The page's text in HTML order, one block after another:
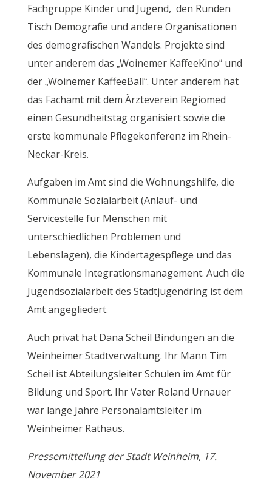
Fachgruppe Kinder und Jugend, den Runden
Tisch Demografie und andere Organisationen
des demografischen Wandels. Projekte sind
unter anderem das „Woinemer KaffeeKino“ und
der „Woinemer KaffeeBall“. Unter anderem hat
das Fachamt mit dem Ärzteverein Regiomed
einen Gesundheitstag organisiert sowie die
erste kommunale Pflegekonferenz im Rhein-
Neckar-Kreis.
Aufgaben im Amt sind die Wohnungshilfe, die
Kommunale Sozialarbeit (Anlauf- und
Servicestelle für Menschen mit
unterschiedlichen Problemen und
Lebenslagen), die Kindertagespflege und das
Kommunale Integrationsmanagement. Auch die
Jugendsozialarbeit des Stadtjugendring ist dem
Amt angegliedert.
Auch privat hat Dana Scheil Bindungen an die
Weinheimer Stadtverwaltung. Ihr Mann Tim
Scheil ist Abteilungsleiter Schulen im Amt für
Bildung und Sport. Ihr Vater Roland Urnauer
war lange Jahre Personalamtsleiter im
Weinheimer Rathaus.
Pressemitteilung der Stadt Weinheim, 17.
November 2021